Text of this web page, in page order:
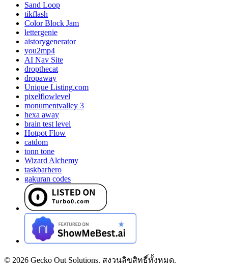
Sand Loop
tikflash
Color Block Jam
lettergenie
aistorygenerator
you2mp4
AI Nav Site
dropthecat
dropaway
Unique Listing.com
pixelflowlevel
monumentvalley 3
hexa away
brain test level
Hotpot Flow
catdom
tonn tone
Wizard Alchemy
taskbarhero
gakuran codes
© 2026 Gecko Out Solutions. สงวนลิขสิทธิ์ทั้งหมด.